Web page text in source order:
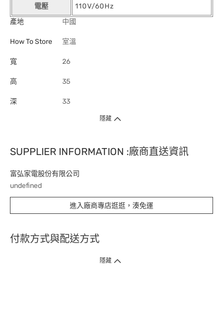
電壓
110V/60Hz
產地
中國
How To Store 室溫
寬 26
高 35
深 33
隱藏
SUPPLIER INFORMATION :廠商直送資訊
富弘家電股份有限公司
undefined
進入廠商專店逛逛，湊免運
付款方式與配送方式
隱藏